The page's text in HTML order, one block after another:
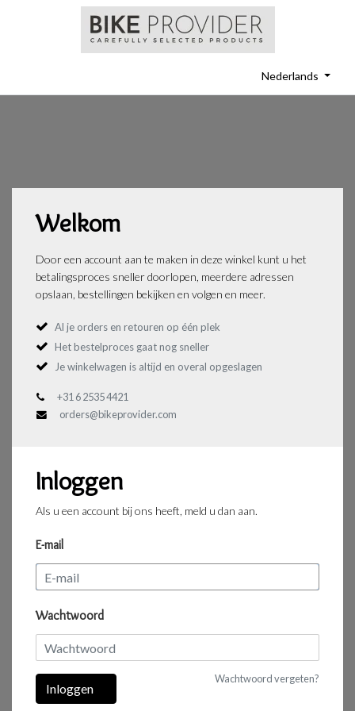
Nederlands
Welkom
Door een account aan te maken in deze winkel kunt u het
betalingsproces sneller doorlopen, meerdere adressen
opslaan, bestellingen bekijken en volgen en meer.
Al je orders en retouren op één plek
Het bestelproces gaat nog sneller
Je winkelwagen is altijd en overal opgeslagen
+31 6 2535 4421
orders@bikeprovider.com
Inloggen
Als u een account bij ons heeft, meld u dan aan.
E-mail
Wachtwoord
Wachtwoord vergeten?
Inloggen